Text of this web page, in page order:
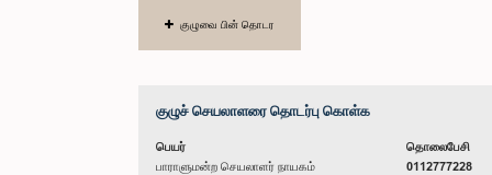
குழுவை பின் தொடர
குழுச் செயலாளரை தொடர்பு கொள்க
பெயர்
பாராளுமன்ற செயலாளர் நாயகம்
தொலைபேசி
0112777228